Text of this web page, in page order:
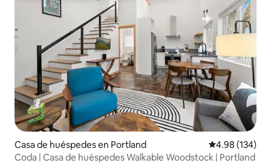
Casa de huéspedes en Portland Calificación
4.98 (134)
Coda | Casa de huéspedes Walkable Woodstock | Portland